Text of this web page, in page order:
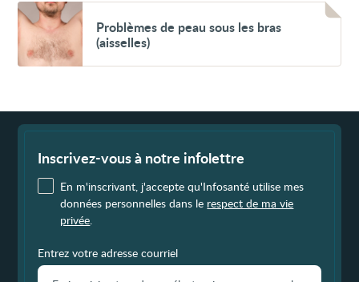
Voir
Problèmes
peau
sous
Problèmes de peau sous les bras
(aisselles)
Inscrivez-vous à notre infolettre
En m'inscrivant, j'accepte qu'Infosanté utilise mes
données personnelles dans le respect de ma vie
privée.
Entrez votre adresse courriel